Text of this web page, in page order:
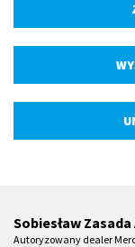
Sobiesław
Autoryzowany dealer